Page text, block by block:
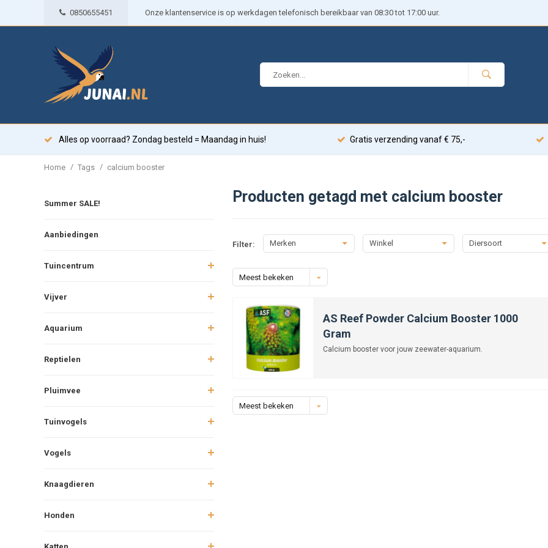
0850655451 Onze klantenservice is op werkdagen telefonisch bereikbaar van 08:30 tot 17:00 uur.
Alles op voorraad? Zondag besteld = Maandag in huis! Gratis verzending vanaf € 75,-
Home / Tags / calcium booster
Summer SALE!
Aanbiedingen
Tuincentrum
Vijver
Aquarium
Reptielen
Pluimvee
Tuinvogels
Vogels
Knaagdieren
Honden
Producten getagd met calcium booster
Filter: Merken Winkel Diersoort
Meest bekeken
AS Reef Powder Calcium Booster 1000
Gram
Calcium booster voor jouw zeewater-aquarium.
Meest bekeken